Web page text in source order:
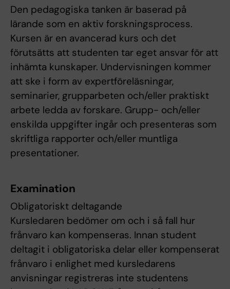
Den pedagogiska tanken är baserad på
lärande som en aktiv forskningsprocess.
Kursen är en avancerad kurs och det
förutsätts att studenten tar eget ansvar för att
inhämta kunskaper. Undervisningen kommer
att ske i form av expertföreläsningar,
seminarier, grupparbeten och/eller praktiskt
arbete ledda av forskare. Grupp- och/eller
enskilda uppgifter ingår och presenteras som
skriftliga rapporter och/eller muntliga
presentationer.
Examination
Obligatoriskt deltagande
Kursledaren bedömer om och i så fall hur
frånvaro kan kompenseras. Innan student
deltagit i obligatoriska delar eller kompenserat
frånvaro i enlighet med kursledarens
anvisningar registreras inte studentens